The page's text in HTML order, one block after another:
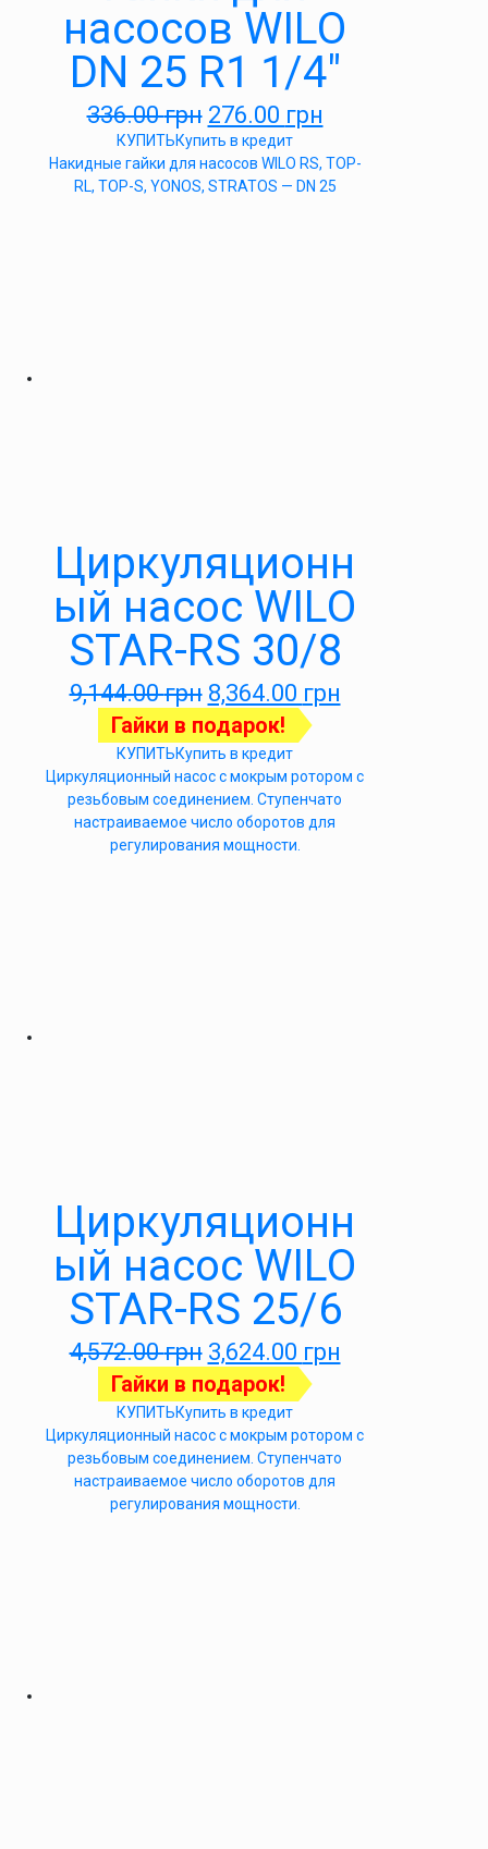
насосов WILO
DN 25 R1 1/4″
336.00грн 276.00 грн
КУПИТЬКупить в кредит
Накидные гайки для насосов WILO RS, TOP-
RL, TOP-S, YONOS, STRATOS — DN 25
Циркуляционн
ый насос WILO
STAR-RS 30/8
9,144.00грн 8,364.00 грн
Гайки в подарок!
КУПИТЬКупить в кредит
Циркуляционный насос с мокрым ротором с
резьбовым соединением. Ступенчато
настраиваемое число оборотов для
регулирования мощности.
Циркуляционн
ый насос WILO
STAR-RS 25/6
4,572.00грн 3,624.00 грн
Гайки в подарок!
КУПИТЬКупить в кредит
Циркуляционный насос с мокрым ротором с
резьбовым соединением. Ступенчато
настраиваемое число оборотов для
регулирования мощности.